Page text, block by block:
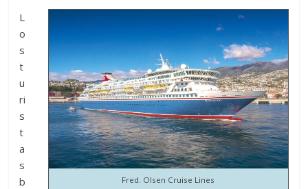
Fred. Olsen Cruise Lines
L
o
s
t
u
ri
s
t
a
s
b